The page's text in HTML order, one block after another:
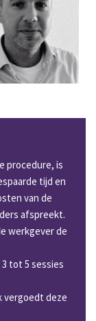
procedure, is
tijd en
van de
afspreekt.
werkgever de
tot 5 sessies
vergoedt deze